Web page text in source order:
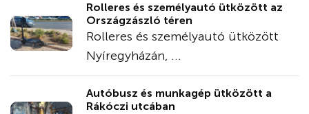
Rolleres és személyautó ütközött az
Országzászló téren
Rolleres és személyautó ütközött
Nyíregyházán, ...
Autóbusz és munkagép ütközött a
Rákóczi utcában